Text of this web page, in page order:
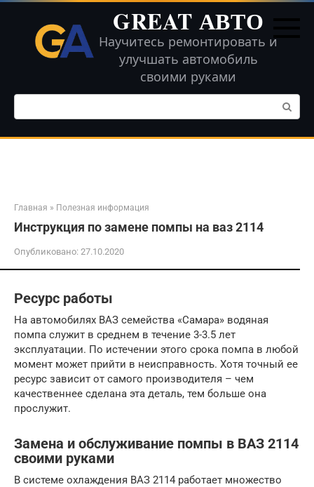
Перейти
контенту
GREAT АВТО
Научитесь ремонтировать и
улучшать автомобиль
своими руками
Поиск:
Главная » Полезная информация
Инструкция по замене помпы на ваз 2114
Опубликовано: 27.10.2020
Ресурс работы
На автомобилях ВАЗ семейства «Самара» водяная
помпа служит в среднем в течение 3-3.5 лет
эксплуатации. По истечении этого срока помпа в любой
момент может прийти в неисправность. Хотя точный ее
ресурс зависит от самого производителя – чем
качественнее сделана эта деталь, тем больше она
прослужит.
Замена и обслуживание помпы в ВАЗ 2114
своими руками
В системе охлаждения ВАЗ 2114 работает множество